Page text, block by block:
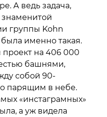
А ведь задача,
знаменитой
группы Kohn
именно такая.
проект на 406 000
башнями,
собой 90-
парящим в небе.
«инстаграмных»
а уж видела